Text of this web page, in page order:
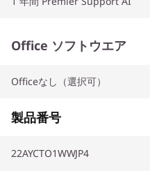
Office ソフトウエア
Officeなし（選択可）
製品番号
22AYCTO1WWJP4